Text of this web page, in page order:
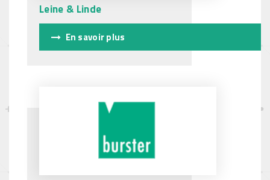
Leine & Linde
En savoir plus